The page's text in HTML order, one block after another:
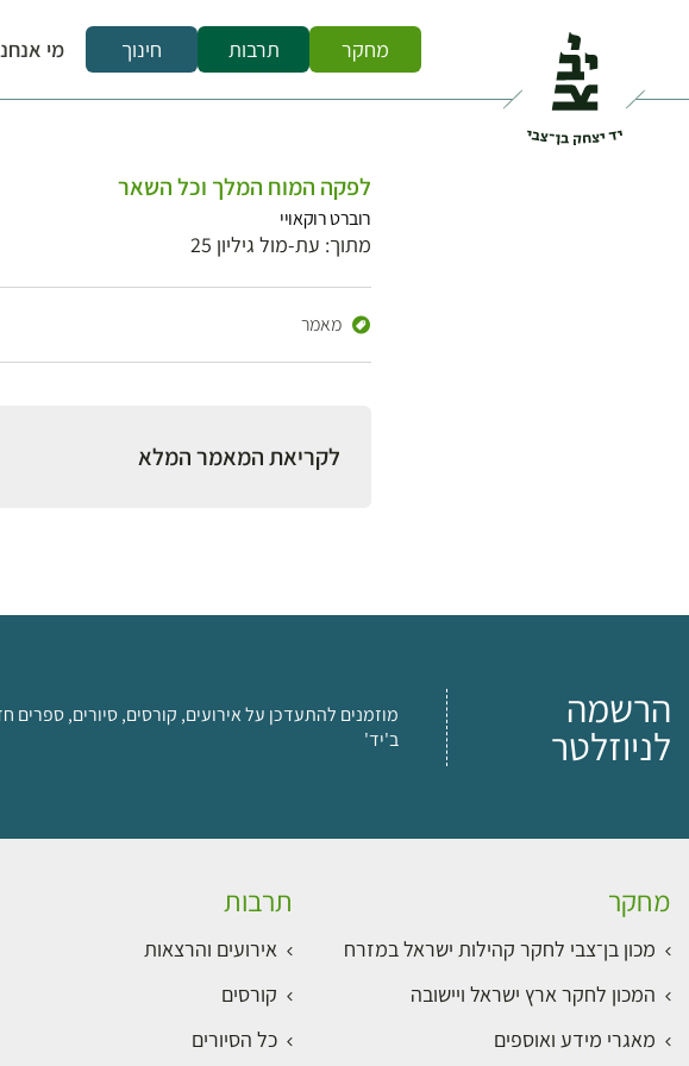
מחקר תרבות חינוך מי
לפקה המוח המלך וכל השאר
רוברט רוקאויי
מתוך: עת-מול גיליון 25
מאמר
לקריאת המאמר המלא
הרשמה
לניוזלטר
מוזמנים להתעדכן על אירועים, קורסים, סיורים,
ב'יד'
מחקר
מכון בן־צבי לחקר קהילות ישראל במזרח
המכון לחקר ארץ ישראל ויישובה
מאגרי מידע ואוספים
תרבות
אירועים והרצאות
קורסים
כל הסיורים